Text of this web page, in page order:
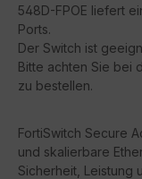
548D-FPOE liefert
Ports.
Der Switch ist
Bitte achten Sie bei
zu bestellen.
FortiSwitch Secure
und skalierbare
Sicherheit, Leistung